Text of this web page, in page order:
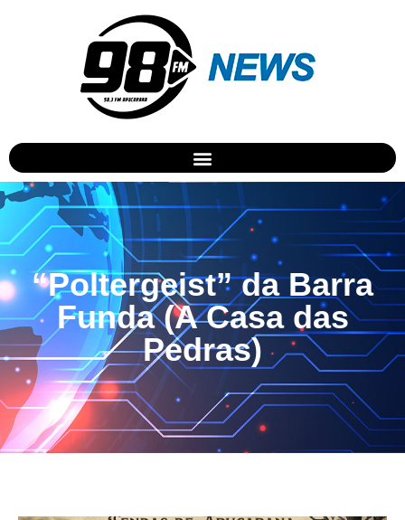
“Poltergeist” da Barra
Funda (A Casa das
Pedras)